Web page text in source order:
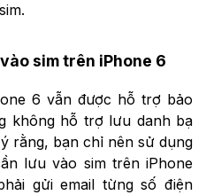
sim trên iPhone 6
6 vẫn được hỗ trợ bảo
không hỗ trợ lưu danh bạ
rằng, bạn chỉ nên sử dụng
lưu vào sim trên iPhone
gửi email từng số điện